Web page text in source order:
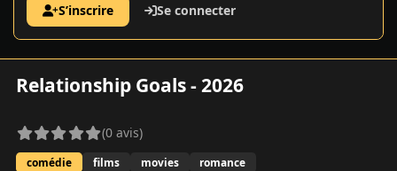
S’inscrire Se connecter
Relationship Goals - 2026
(0 avis)
comédie films movies romance